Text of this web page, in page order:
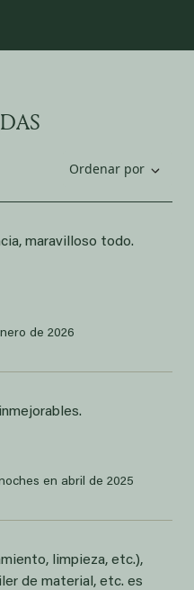
Ordenar por
maravilloso todo.
de 2026
en abril de 2025
limpieza, etc.),
de material, etc. es